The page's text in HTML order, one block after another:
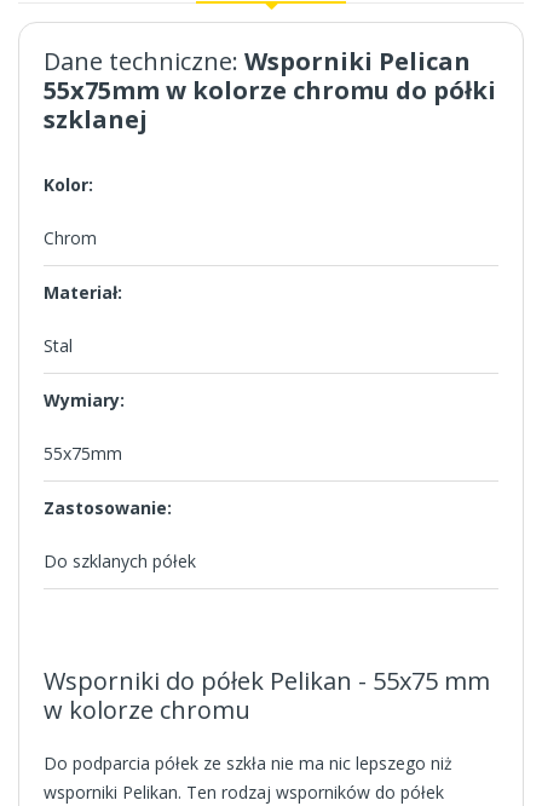
Dane techniczne: Wsporniki Pelican
55x75mm w kolorze chromu do półki
szklanej
Kolor:
Chrom
Materiał:
Stal
Wymiary:
55x75mm
Zastosowanie:
Do szklanych półek
Wsporniki do półek Pelikan - 55x75 mm
w kolorze chromu
Do podparcia półek ze szkła nie ma nic lepszego niż
wsporniki Pelikan. Ten rodzaj wsporników do półek